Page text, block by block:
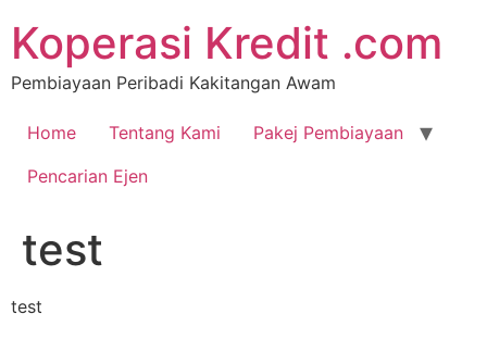
Koperasi Kredit .com
Pembiayaan Peribadi Kakitangan Awam
Home Tentang Kami
Pakej Pembiayaan
Pencarian Ejen
test
test